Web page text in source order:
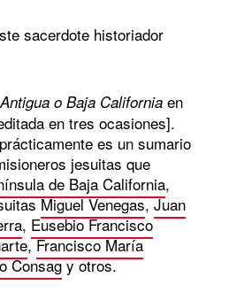
sacerdote historiador
o Baja California en
en tres ocasiones].
es un sumario
jesuitas que
de Baja California,
Miguel Venegas,Juan
, Eusebio Francisco
,Francisco María
Consagy otros.